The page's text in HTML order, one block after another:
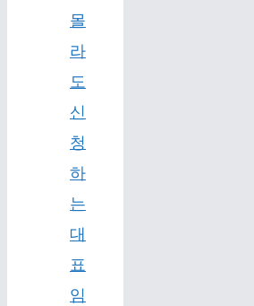
몰
라
도
신
청
하
는
대
표
임